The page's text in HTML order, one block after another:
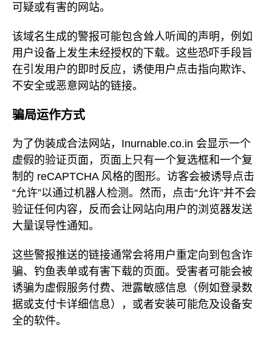
可疑或有害的网站。
该域名生成的警报可能包含耸人听闻的声明，例如
用户设备上发生未经授权的下载。这些恐吓手段旨
在引发用户的即时反应，诱使用户点击指向欺诈、
不安全或恶意网站的链接。
骗局运作方式
为了伪装成合法网站，Inurnable.co.in 会显示一个
虚假的验证页面，页面上只有一个复选框和一个复
制的 reCAPTCHA 风格的图形。访客会被诱导点击
“允许”以通过机器人检测。然而，点击“允许”并不会
验证任何内容，反而会让网站向用户的浏览器发送
大量误导性通知。
这些警报推送的链接通常会将用户重定向到包含诈
骗、钓鱼表单或有害下载的页面。受害者可能会被
诱骗为虚假服务付费、泄露敏感信息（例如登录数
据或支付卡详细信息），或者安装可能危及设备安
全的软件。